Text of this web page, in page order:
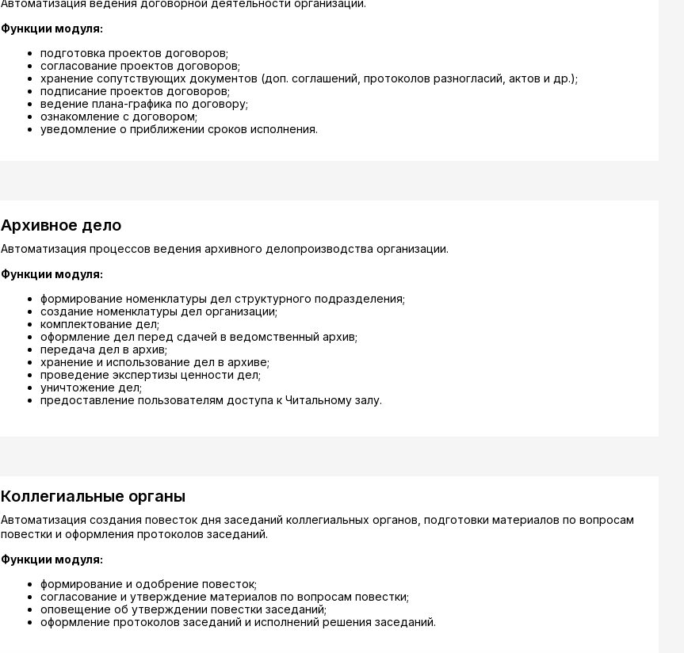
Автоматизация ведения договорной деятельности организации.
Функции модуля:
подготовка проектов договоров;
согласование проектов договоров;
хранение сопутствующих документов (доп. соглашений, протоколов разногласий, актов и др.);
подписание проектов договоров;
ведение плана-графика по договору;
ознакомление с договором;
уведомление о приближении сроков исполнения.
Архивное дело
Автоматизация процессов ведения архивного делопроизводства организации.
Функции модуля:
формирование номенклатуры дел структурного подразделения;
создание номенклатуры дел организации;
комплектование дел;
оформление дел перед сдачей в ведомственный архив;
передача дел в архив;
хранение и использование дел в архиве;
проведение экспертизы ценности дел;
уничтожение дел;
предоставление пользователям доступа к Читальному залу.
Коллегиальные органы
Автоматизация создания повесток дня заседаний коллегиальных органов, подготовки материалов по вопросам
повестки и оформления протоколов заседаний.
Функции модуля:
формирование и одобрение повесток;
согласование и утверждение материалов по вопросам повестки;
оповещение об утверждении повестки заседаний;
оформление протоколов заседаний и исполнений решения заседаний.